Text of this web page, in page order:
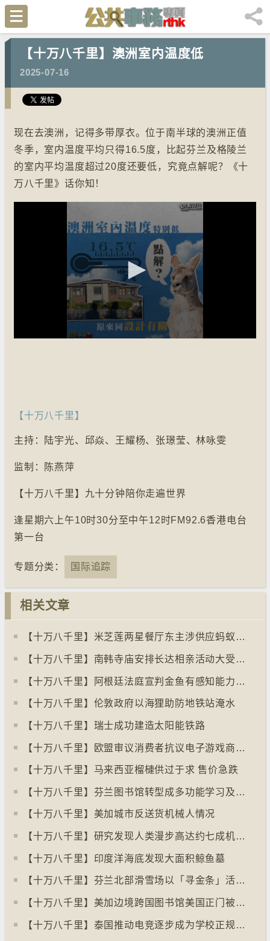
【十万八千里】澳洲室内温度低
2025-07-16
现在去澳洲，记得多带厚衣。位于南半球的澳洲正值
冬季，室内温度平均只得16.5度，比起芬兰及格陵兰
的室内平均温度超过20度还要低，究竟点解呢？《十
万八千里》话你知！
【十万八千里】
主持：陆宇光、邱焱、王耀杨、张璟莹、林咏雯
监制：陈燕萍
【十万八千里】九十分钟陪你走遍世界
逢星期六上午10时30分至中午12时FM92.6香港电台
第一台
专题分类： 国际追踪
相关文章
【十万八千里】米芝莲两星餐厅东主涉供应蚂蚁菜式 检方求囚一年
【十万八千里】南韩寺庙安排长达相亲活动大受欢迎
【十万八千里】阿根廷法庭宣判金鱼有感知能力须从寿司店移走
【十万八千里】伦敦政府以海狸助防地铁站淹水
【十万八千里】瑞士成功建造太阳能铁路
【十万八千里】欧盟审议消费者抗议电子游戏商关闭伺服器
【十万八千里】马来西亚榴槤供过于求 售价急跌
【十万八千里】芬兰图书馆转型成多功能学习及娱乐中心
【十万八千里】美加城市反送货机械人情况
【十万八千里】研究发现人类漫步高达约七成机率「逆时针」行走
【十万八千里】印度洋海底发现大面积鲸鱼墓
【十万八千里】芬兰北部滑雪场以「寻金条」活动吸引游客
【十万八千里】美加边境跨国图书馆美国正门被禁另开「加拿大」门
【十万八千里】泰国推动电竞逐步成为学校正规课程